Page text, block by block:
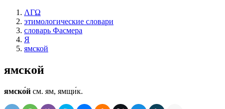
ΛΓΩ
этимологические словари
словарь Фасмера
Я
ямской
ямской
ямско́й см. ям, ямщи́к.